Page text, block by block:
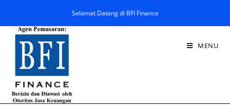
Selamat Datang di BFI Finance
MENU